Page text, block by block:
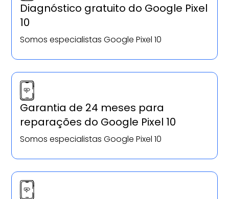
Diagnóstico gratuito do Google Pixel
10
Somos especialistas Google Pixel 10
Garantia de 24 meses para
reparações do Google Pixel 10
Somos especialistas Google Pixel 10